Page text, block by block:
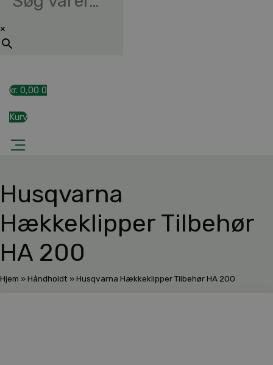
×
kr. 0,00 0
Kurv
Husqvarna
Hækkeklipper Tilbehør
HA 200
Hjem »Håndholdt »Husqvarna Hækkeklipper Tilbehør HA 200